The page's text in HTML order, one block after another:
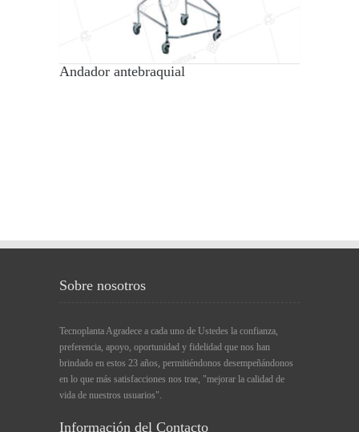
Andador antebraquial
Sobre nosotros
Tecnoplanta Agradece a cada uno de Ustedes la confianza,
preferencia, apoyo, oportunidad y fidelidad que nos han
brindado en estos 23 años, permitiéndonos desempeñándonos
en lo que más satisfacciones nos trae, "mejorar la calidad de
vida de nuestros usuarios".
Información del Contacto